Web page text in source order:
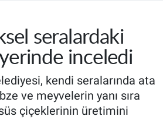
seralardaki
yerinde inceledi
kendi seralarında ata
ve meyvelerin yanı sıra
çiçeklerinin üretimini